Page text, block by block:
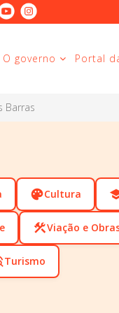
O governo Portal
Barras
paletteCultura
constructionViação e
Turismo